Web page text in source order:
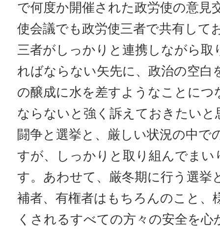
で何度か開催された政労使の意見
使会議でも政労使三者で共有して
三者がしっかりと連携しながら取
ればならない矢先に、政治の空白
の醸成に水を差すようなことにつ
ならないと強く訴えておきたいと
闘争と選挙と、厳しい状況の中で
すが、しっかりと取り組んでまい
す。あわせて、厳冬期に行う選挙
補者、有権者はもちろんのこと、
くされるすべての方々の安全を心